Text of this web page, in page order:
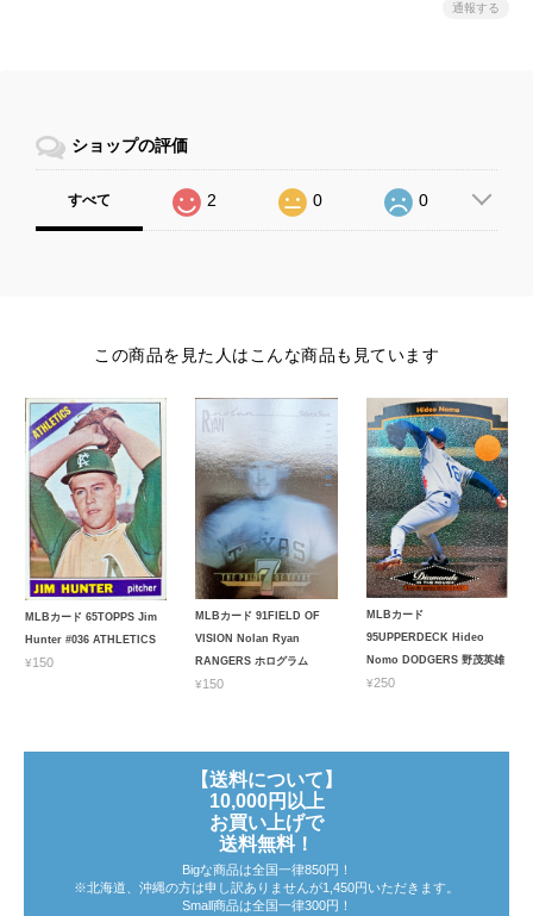
通報する
ショップの評価
すべて 2 0 0
この商品を見た人はこんな商品も見ています
MLBカード 65TOPPS Jim
Hunter #036 ATHLETICS
¥150
MLBカード 91FIELD OF
VISION Nolan Ryan
RANGERS ホログラム
¥150
MLBカード
95UPPERDECK Hideo
Nomo DODGERS 野茂英雄
¥250
【送料について】
10,000円以上
お買い上げで
送料無料！
Bigな商品は全国一律850円！
※北海道、沖縄の方は申し訳ありませんが1,450円いただきます。
Small商品は全国一律300円！